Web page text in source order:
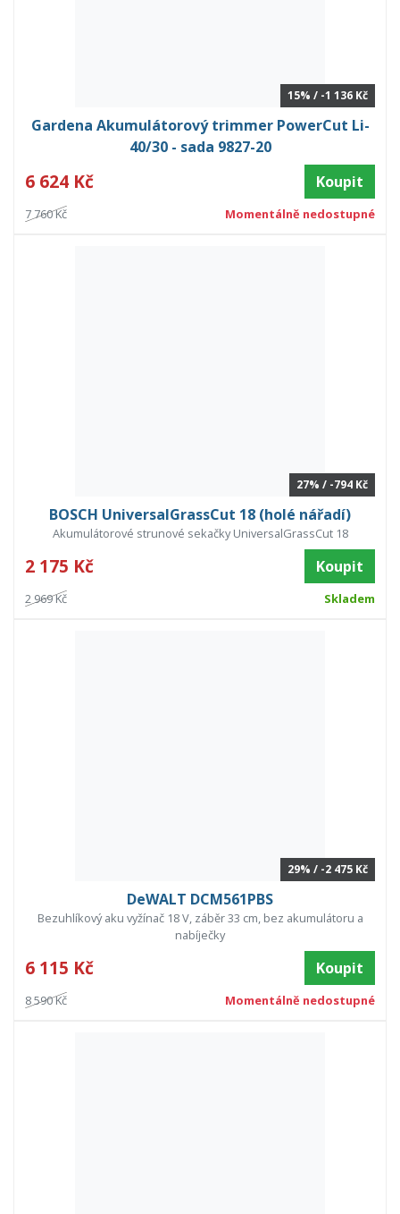
15% / -1 136 Kč
Gardena Akumulátorový trimmer PowerCut Li-
40/30 - sada 9827-20
6 624 Kč Koupit
7 760 Kč Momentálně nedostupné
27% / -794 Kč
BOSCH UniversalGrassCut 18 (holé nářadí)
Akumulátorové strunové sekačky UniversalGrassCut 18
2 175 Kč Koupit
2 969 Kč Skladem
29% / -2 475 Kč
DeWALT DCM561PBS
Bezuhlíkový aku vyžínač 18 V, záběr 33 cm, bez akumulátoru a
nabíječky
6 115 Kč Koupit
8 590 Kč Momentálně nedostupné